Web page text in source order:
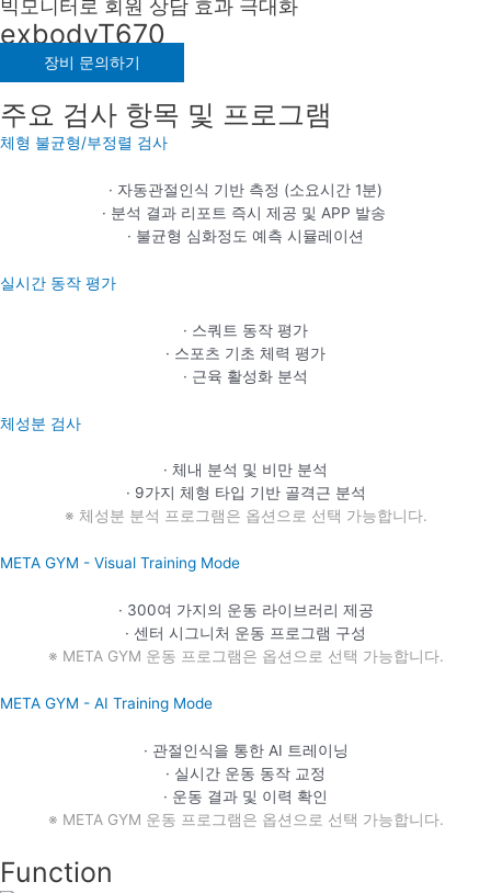
빅모니터로 회원 상담 효과 극대화
exbodyT670
장비 문의하기
주요 검사 항목 및 프로그램
체형 불균형/부정렬 검사
· 자동관절인식 기반 측정 (소요시간 1분)
· 분석 결과 리포트 즉시 제공 및 APP 발송
· 불균형 심화정도 예측 시뮬레이션
실시간 동작 평가
· 스쿼트 동작 평가
· 스포츠 기초 체력 평가
· 근육 활성화 분석
체성분 검사
· 체내 분석 및 비만 분석
· 9가지 체형 타입 기반 골격근 분석
※ 체성분 분석 프로그램은 옵션으로 선택 가능합니다.
META GYM - Visual Training Mode
· 300여 가지의 운동 라이브러리 제공
· 센터 시그니처 운동 프로그램 구성
※ META GYM 운동 프로그램은 옵션으로 선택 가능합니다.
META GYM - AI Training Mode
· 관절인식을 통한 AI 트레이닝
· 실시간 운동 동작 교정
· 운동 결과 및 이력 확인
※ META GYM 운동 프로그램은 옵션으로 선택 가능합니다.
Function